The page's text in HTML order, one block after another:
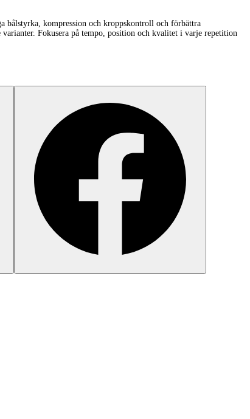
bålstyrka, kompression och kroppskontroll och förbättra
Fokusera på tempo, position och kvalitet i varje repetition